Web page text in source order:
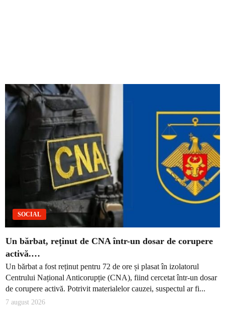
SOCIAL
Un bărbat, reținut de CNA într-un dosar de corupere
activă.…
Un bărbat a fost reținut pentru 72 de ore și plasat în izolatorul
Centrului Național Anticorupție (CNA), fiind cercetat într-un dosar
de corupere activă. Potrivit materialelor cauzei, suspectul ar fi...
7 august 2026